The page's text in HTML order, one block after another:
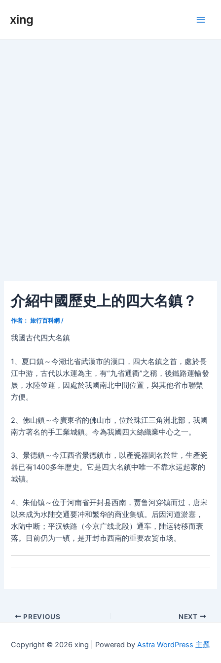
xing
介紹中國歷史上的四大名鎮？
作者： 旅行百科網 /
我國古代四大名鎮
1、夏口鎮～今湖北省武漢市的漢口，四大名鎮之首，處於長
江中游，古代以水運為主，有“九省通衢”之稱，後鐵路運輸發
展，水陸並運，因處於我國南北中間位置，與其他省市聯繫
方便。
2、佛山鎮～今廣東省的佛山市，位於珠江三角洲北部，我國
南方著名的手工業城鎮。今為我國四大絲織業中心之一。
3、景德鎮～今江西省景德鎮市，以產瓷器聞名於世，生產瓷
器已有1400多年歷史。它是四大名鎮中唯一不靠水运起家的
城镇。
4、朱仙镇～位于河南省开封县西南，贾鲁河穿镇而过，唐宋
以来成为水陆交通要冲和繁华的商业集镇。后因河道淤塞，
水陆中断；平汉铁路（今京广线北段）通车，陆运转移而衰
落。目前仍为一镇，是开封市西南的重要农贸市场。
Post
PREVIOUS NEXT
Copyright © 2026 xing | Powered by Astra WordPress 主题